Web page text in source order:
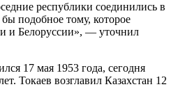
республики соединились в
подобное тому, которое
и Белоруссии», — уточнил
17 мая 1953 года, сегодня
Токаев возглавил Казахстан 12